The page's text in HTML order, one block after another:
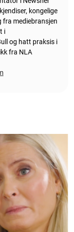
kongelige
fra mediebransjen
i
og hatt praksis i
fra NLA